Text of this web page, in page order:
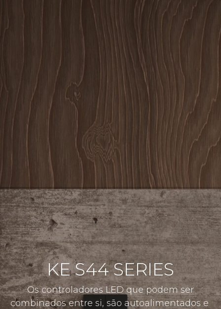
KE S44 SERIES
Os controladores LED que podem ser
combinados entre si, são autoalimentados e